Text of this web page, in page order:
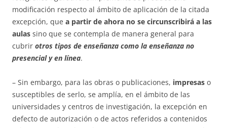
modificación respecto al ámbito de aplicación de la citada
excepción, que a partir de ahora no se circunscribirá a las
aulas sino que se contempla de manera general para
cubrir otros tipos de enseñanza como la enseñanza no
presencial y en línea.
– Sin embargo, para las obras o publicaciones, impresas o
susceptibles de serlo, se amplía, en el ámbito de las
universidades y centros de investigación, la excepción en
defecto de autorización o de actos referidos a contenidos